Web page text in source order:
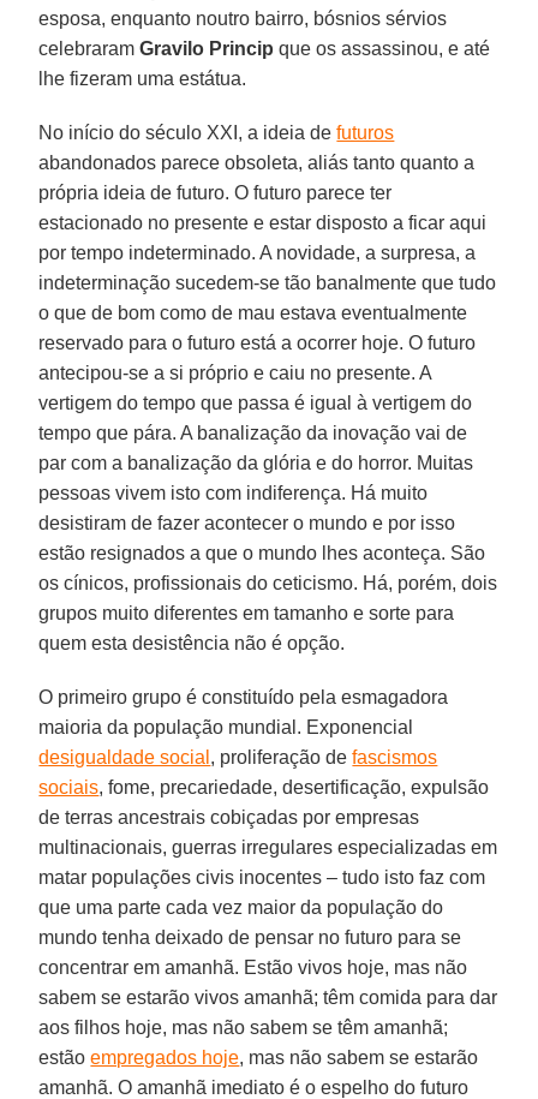
esposa, enquanto noutro bairro, bósnios sérvios
celebraramGravilo Princip que os assassinou, e até
lhe fizeram uma estátua.
No início do século XXI, a ideia defuturos
abandonados parece obsoleta, aliás tanto quanto a
própria ideia de futuro. O futuro parece ter
estacionado no presente e estar disposto a ficar aqui
por tempo indeterminado. A novidade, a surpresa, a
indeterminação sucedem-se tão banalmente que tudo
o que de bom como de mau estava eventualmente
reservado para o futuro está a ocorrer hoje. O futuro
antecipou-se a si próprio e caiu no presente. A
vertigem do tempo que passa é igual à vertigem do
tempo que pára. A banalização da inovação vai de
par com a banalização da glória e do horror. Muitas
pessoas vivem isto com indiferença. Há muito
desistiram de fazer acontecer o mundo e por isso
estão resignados a que o mundo lhes aconteça. São
os cínicos, profissionais do ceticismo. Há, porém, dois
grupos muito diferentes em tamanho e sorte para
quem esta desistência não é opção.
O primeiro grupo é constituído pela esmagadora
maioria da população mundial. Exponencial
desigualdade social , proliferação defascismos
sociais, fome, precariedade, desertificação, expulsão
de terras ancestrais cobiçadas por empresas
multinacionais, guerras irregulares especializadas em
matar populações civis inocentes – tudo isto faz com
que uma parte cada vez maior da população do
mundo tenha deixado de pensar no futuro para se
concentrar em amanhã. Estão vivos hoje, mas não
sabem se estarão vivos amanhã; têm comida para dar
aos filhos hoje, mas não sabem se têm amanhã;
estãoempregados hoje, mas não sabem se estarão
amanhã. O amanhã imediato é o espelho do futuro